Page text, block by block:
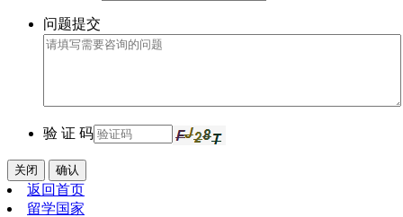
问题提交
验 证 码
关闭 确认
返回首页
留学国家